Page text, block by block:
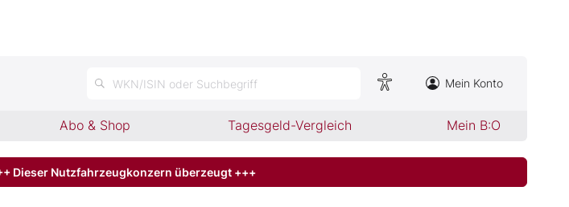
WKN/ISIN oder Suchbegriff Mein Konto
Abo & Shop Tagesgeld-Vergleich Mein B:O
Dieser Nutzfahrzeugkonzern überzeugt +++